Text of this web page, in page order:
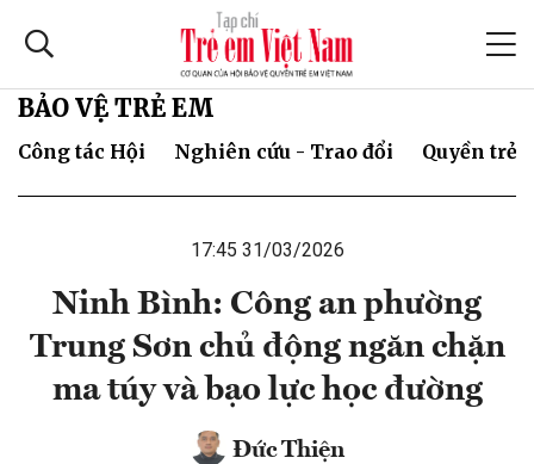
BẢO VỆ TRẺ EM
Công tác Hội Nghiên cứu - Trao đổi Quyền trẻ
17:45 31/03/2026
Ninh Bình: Công an phường
Trung Sơn chủ động ngăn chặn
ma túy và bạo lực học đường
Đức Thiện